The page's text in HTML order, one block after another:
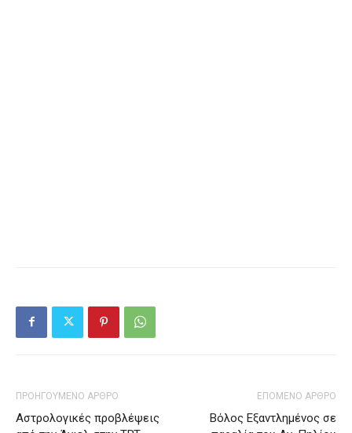
ΠΡΟΗΓΟΥΜΕΝΟ ΑΡΘΡΟ
Αστρολογικές προβλέψεις
ΕΠΟΜΕΝΟ ΑΡΘΡΟ
Βόλος Εξαντλημένος σε